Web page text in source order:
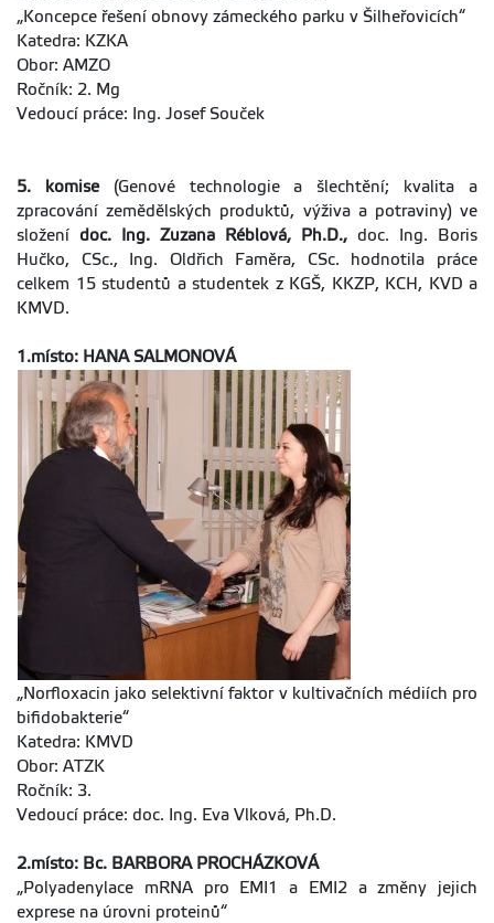
„Koncepce řešení obnovy zámeckého parku v Šilheřovicích“
Katedra: KZKA
Obor: AMZO
Ročník: 2. Mg
Vedoucí práce: Ing. Josef Souček
5. komise(Genové technologie a šlechtění; kvalita a
zpracování zemědělských produktů, výživa a potraviny) ve
složení doc. Ing. Zuzana Réblová, Ph.D., doc. Ing. Boris
Hučko, CSc., Ing. Oldřich Faměra, CSc. hodnotila práce
celkem 15 studentů a studentek z KGŠ, KKZP, KCH, KVD a
KMVD.
1.místo: HANA SALMONOVÁ
„Norfloxacin jako selektivní faktor v kultivačních médiích pro
bifidobakterie“
Katedra: KMVD
Obor: ATZK
Ročník: 3.
Vedoucí práce: doc. Ing. Eva Vlková, Ph.D.
2.místo: Bc. BARBORA PROCHÁZKOVÁ
„Polyadenylace mRNA pro EMI1 a EMI2 a změny jejich
exprese na úrovni proteinů“